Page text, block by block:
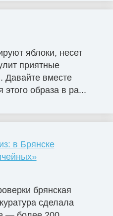
яблоки, несет
приятные
Давайте вместе
этого образа в ра...
в Брянске
брянская
сделала